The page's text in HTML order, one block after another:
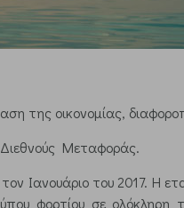
της οικονομίας,
Διεθνούς Μεταφοράς.
Ιανουάριο του 2017. Η
φορτίου σε